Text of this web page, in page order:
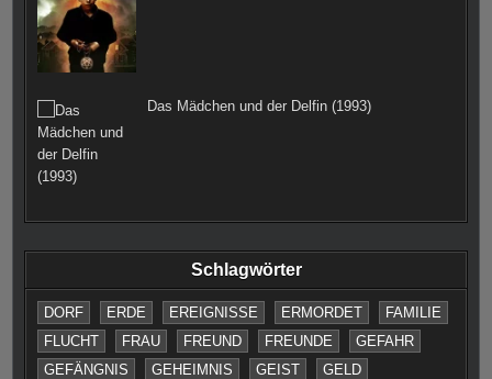
Das Mädchen und der Delfin (1993)
Schlagwörter
DORF ERDE EREIGNISSE ERMORDET
FAMILIE
FLUCHT
FRAU FREUND FREUNDE
GEFAHR
GEFÄNGNIS
GEHEIMNIS GEIST
GELD